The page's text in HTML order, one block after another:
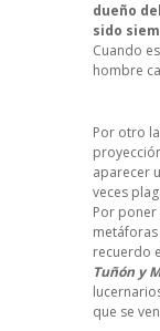
dueño
sido
Cuando
hombre
Por otro
aparecer
veces
Por
recuerdo
Tuñón y
que se